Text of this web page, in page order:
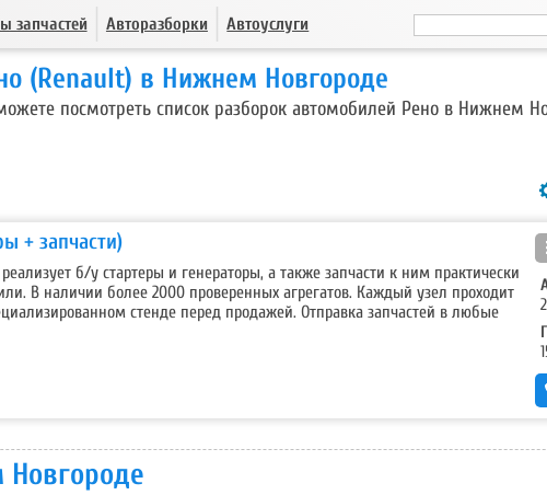
запчастей Авторазборки Автоуслуги
(Renault) в Нижнем Новгороде
посмотреть список разборок автомобилей Рено в Нижнем
+ запчасти)
б/у стартеры и генераторы, а также запчасти к ним практически
В наличии более 2000 проверенных агрегатов. Каждый узел проходит
стенде перед продажей. Отправка запчастей в любые